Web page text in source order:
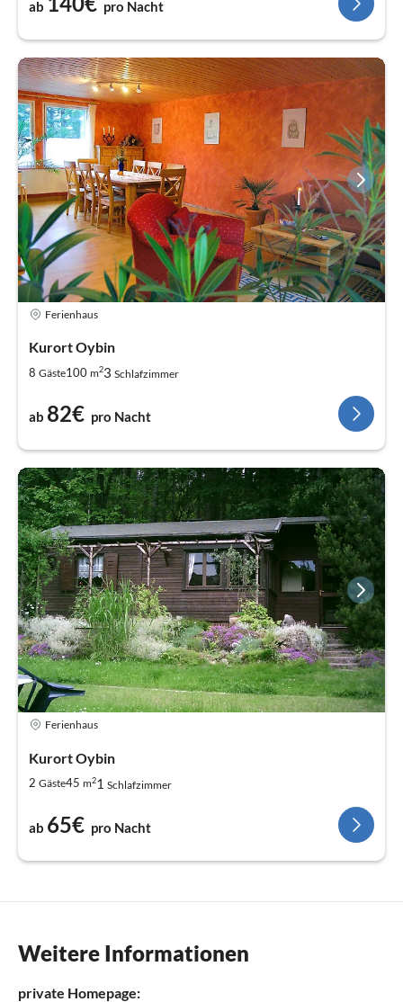
ab pro Nacht
Ferienhaus
Kurort Oybin
8 Gäste100 m23 Schlafzimmer
ab 82€ pro Nacht
Ferienhaus
Kurort Oybin
2 Gäste45 m21 Schlafzimmer
ab 65€ pro Nacht
Weitere Informationen
private Homepage: